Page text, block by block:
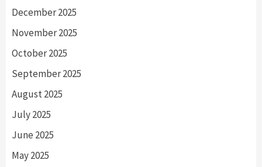
December 2025
November 2025
October 2025
September 2025
August 2025
July 2025
June 2025
May 2025